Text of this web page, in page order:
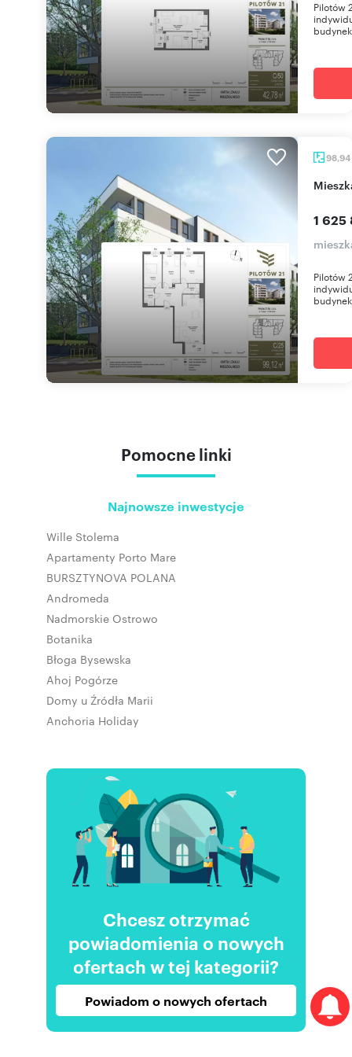
Pilotów
98,94
1 625
Pilotów
Pomocne linki
Najnowsze inwestycje
Wille Stolema
Apartamenty Porto Mare
BURSZTYNOVA POLANA
Andromeda
Nadmorskie Ostrowo
Botanika
Błoga Bysewska
Ahoj Pogórze
Domy u Źródła Marii
Anchoria Holiday
Chcesz otrzymać
powiadomienia o nowych
ofertach w tej kategorii?
Powiadom o nowych ofertach